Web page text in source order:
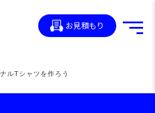
お見積もり
ルTシャツを作ろう